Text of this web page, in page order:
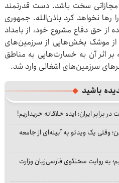
مجازاتی سخت باشد. دست قدرتمند
رها نخواهد کرد باذن‌الله. جمهوری
از حق دفاع مشروع خود، از بامداد
از موشک بخش‌هایی از سرزمین‌های
بر اثر آن به خسارت‌هایی به مناطق
سرزمین‌های اشغالی وارد شد.
باشید
برابر ایران؛ ایده خلاقانه خریداریم!
وقتی یک ویدئو به آیینه‌ای از جامعه
به روایت سخنگوی فارسی‌زبان وزارت